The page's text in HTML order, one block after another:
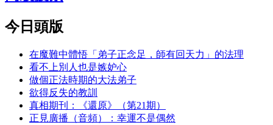
今日頭版
在魔難中體悟「弟子正念足，師有回天力」的法理
看不上別人也是嫉妒心
做個正法時期的大法弟子
欲得反失的教訓
真相期刊：《還原》（第21期）
正見廣播（音頻）：幸運不是偶然